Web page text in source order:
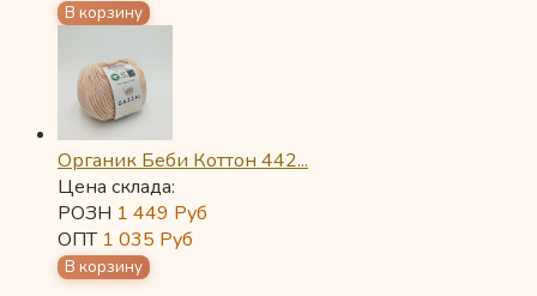
Органик Беби Коттон 442...
Цена склада:
РОЗН 1 449 Руб
ОПТ 1 035 Руб